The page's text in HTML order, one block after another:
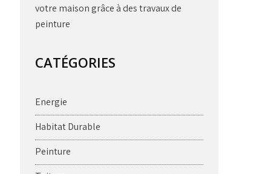
votre maison grâce à des travaux de
peinture
CATÉGORIES
Energie
Habitat Durable
Peinture